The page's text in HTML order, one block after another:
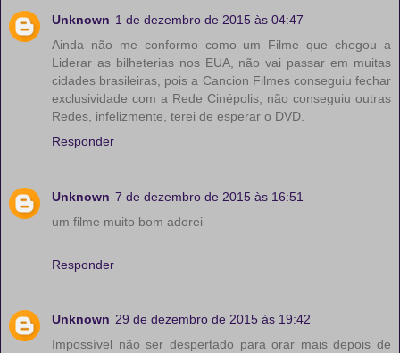
Unknown 1 de dezembro de 2015 às 04:47
Ainda não me conformo como um Filme que chegou a
Liderar as bilheterias nos EUA, não vai passar em muitas
cidades brasileiras, pois a Cancion Filmes conseguiu fechar
exclusividade com a Rede Cinépolis, não conseguiu outras
Redes, infelizmente, terei de esperar o DVD.
Responder
Unknown 7 de dezembro de 2015 às 16:51
um filme muito bom adorei
Responder
Unknown 29 de dezembro de 2015 às 19:42
Impossível não ser despertado para orar mais depois de